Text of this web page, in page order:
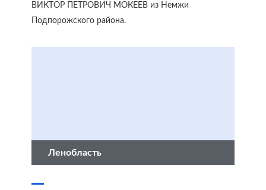
ВИКТОР ПЕТРОВИЧ МОКЕЕВ из Немжи
Подпорожского района.
Ленобласть